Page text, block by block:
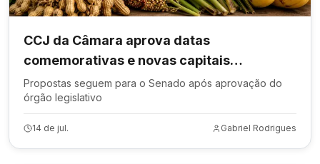
CCJ da Câmara aprova datas
comemorativas e novas capitais
municipais
Propostas seguem para o Senado após aprovação do
órgão legislativo
14 de jul. Gabriel Rodrigues